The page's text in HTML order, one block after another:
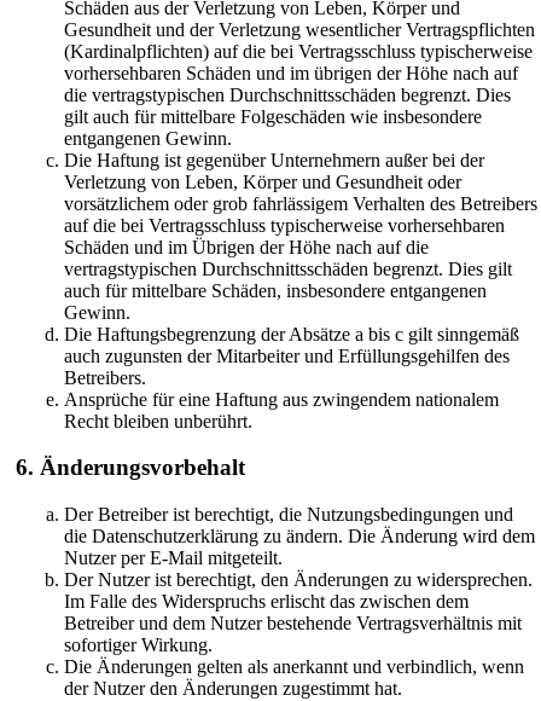
Schäden aus der Verletzung von Leben, Körper und
Gesundheit und der Verletzung wesentlicher Vertragspflichten
(Kardinalpflichten) auf die bei Vertragsschluss typischerweise
vorhersehbaren Schäden und im übrigen der Höhe nach auf
die vertragstypischen Durchschnittsschäden begrenzt. Dies
gilt auch für mittelbare Folgeschäden wie insbesondere
entgangenen Gewinn.
Die Haftung ist gegenüber Unternehmern außer bei der
Verletzung von Leben, Körper und Gesundheit oder
vorsätzlichem oder grob fahrlässigem Verhalten des Betreibers
auf die bei Vertragsschluss typischerweise vorhersehbaren
Schäden und im Übrigen der Höhe nach auf die
vertragstypischen Durchschnittsschäden begrenzt. Dies gilt
auch für mittelbare Schäden, insbesondere entgangenen
Gewinn.
Die Haftungsbegrenzung der Absätze a bis c gilt sinngemäß
auch zugunsten der Mitarbeiter und Erfüllungsgehilfen des
Betreibers.
Ansprüche für eine Haftung aus zwingendem nationalem
Recht bleiben unberührt.
6. Änderungsvorbehalt
Der Betreiber ist berechtigt, die Nutzungsbedingungen und
die Datenschutzerklärung zu ändern. Die Änderung wird dem
Nutzer per E-Mail mitgeteilt.
Der Nutzer ist berechtigt, den Änderungen zu widersprechen.
Im Falle des Widerspruchs erlischt das zwischen dem
Betreiber und dem Nutzer bestehende Vertragsverhältnis mit
sofortiger Wirkung.
Die Änderungen gelten als anerkannt und verbindlich, wenn
der Nutzer den Änderungen zugestimmt hat.